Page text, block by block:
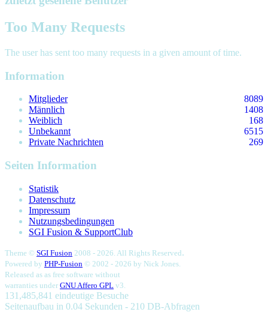
Too Many Requests
The user has sent too many requests in a given amount of time.
Information
Mitglieder
8089
Männlich
1408
Weiblich
168
Unbekannt
6515
Private Nachrichten
269
Seiten Information
Statistik
Datenschutz
Impressum
Nutzungsbedingungen
SGI Fusion & SupportClub
Theme © SGI Fusion 2008 - 2026. All Rights Reserved.
Powered by PHP-Fusion © 2002 - 2026 by Nick Jones.
Released as as free software without
warranties under GNU Affero GPL v3.
131,485,841 eindeutige Besuche
Seitenaufbau in 0.04 Sekunden - 210 DB-Abfragen